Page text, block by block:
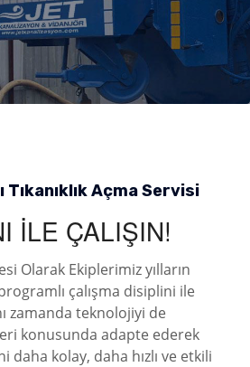
Tıkanıklık Açma Servisi
İLE ÇALIŞIN!
Olarak Ekiplerimiz yılların
çalışma disiplini ile
zamanda teknolojiyi de
konusunda adapte ederek
daha kolay, daha hızlı ve etkili